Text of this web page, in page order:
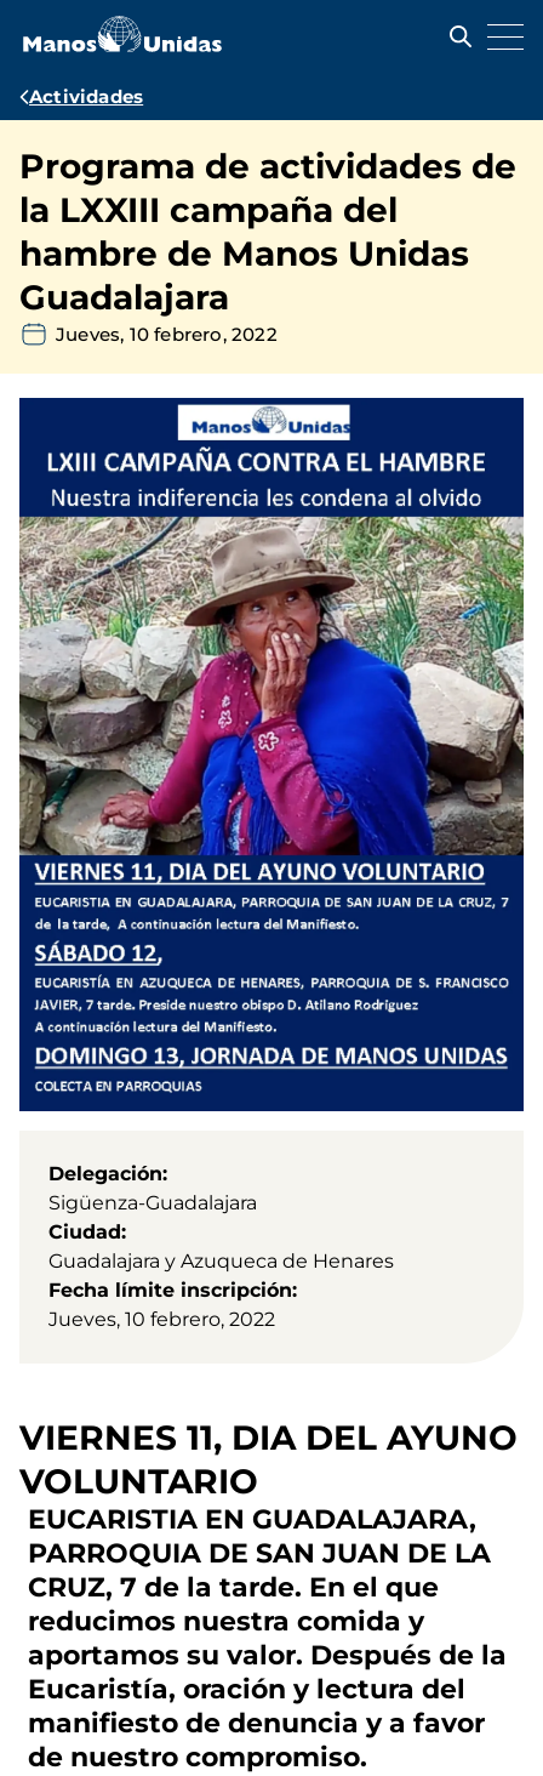
contenido
Ruta
navegación
Actividades
Programa de actividades de
la LXXIII campaña del
hambre de Manos Unidas
Guadalajara
Jueves, 10 febrero, 2022
Delegación
Sigüenza-Guadalajara
Ciudad
Guadalajara y Azuqueca de Henares
Fecha límite inscripción
Jueves, 10 febrero, 2022
VIERNES 11, DIA DEL AYUNO
VOLUNTARIO
EUCARISTIA EN GUADALAJARA,
PARROQUIA DE SAN JUAN DE LA
CRUZ, 7 de la tarde. En el que
reducimos nuestra comida y
aportamos su valor. Después de la
Eucaristía, oración y lectura del
manifiesto de denuncia y a favor
de nuestro compromiso.